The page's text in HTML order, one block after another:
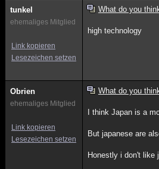
tunkel
ehemaliges Mitglied
Link kopieren
Lesezeichen setzen
What do you
high technology
Obrien
ehemaliges Mitglied
Link kopieren
Lesezeichen setzen
What do you
I think Japan is a
But japanese are
Honestly i don't like